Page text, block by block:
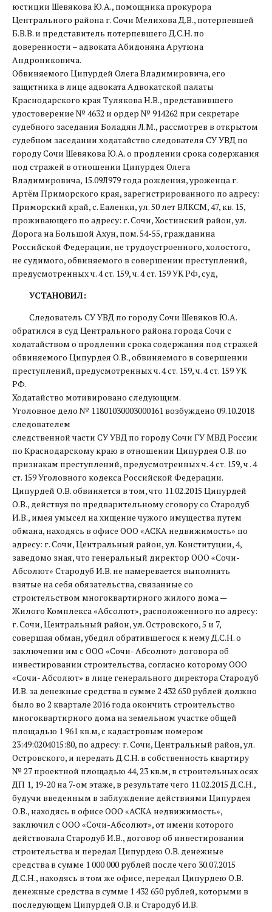
юстиции Шевякова Ю.А., помощника прокурора
Центрального района г. Сочи Мелихова Д.В., потерпевшей
Б.В.В. и представитель потерпевшего Д.С.Н. по
доверенности – адвоката Абидоняна Арутюна
Андрониковича.
Обвиняемого Ципурдей Олега Владимировича, его
защитника в лице адвоката Адвокатской палаты
Краснодарского края Тулякова Н.В., представившего
удостоверение № 4632 и ордер № 914262 при секретаре
судебного заседания Боладян Л.М., рассмотрев в открытом
судебном заседании ходатайство следователя СУ УВД по
городу Сочи Шевякова Ю.А. о продлении срока содержания
под стражей в отношении Ципурдея Олега
Владимировича, 15.09Л979 года рождения, уроженца г.
Артём Приморского края, зарегистрированного по адресу:
Приморский край, с. Еаленки, ул. 50 лет ВЛКСМ, 47, кв. 15,
проживающего по адресу: г. Сочи, Хостинский район, ул.
Дорога на Большой Ахун, пом. 54-55, гражданина
Российской Федерации, не трудоустроенного, холостого,
не судимого, обвиняемого в совершении преступлений,
предусмотренных ч. 4 ст. 159, ч. 4 ст. 159 УК РФ, суд,
УСТАНОВИЛ:
Следователь СУ УВД по городу Сочи Шевяков Ю.А.
обратился в суд Центрального района города Сочи с
ходатайством о продлении срока содержания под стражей
обвиняемого Ципурдея О.В., обвиняемого в совершении
преступлений, предусмотренных ч. 4 ст. 159, ч. 4 ст. 159 УК
РФ.
Ходатайство мотивировано следующим.
Уголовное дело № 11801030003000161 возбуждено 09.10.2018
следователем
следственной части СУ УВД по городу Сочи ГУ МВД России
по Краснодарскому краю в отношении Ципурдея О.В. по
признакам преступлений, предусмотренных ч. 4 ст. 159, ч . 4
ст. 159 Уголовного кодекса Российской Федерации.
Ципурдей О.В. обвиняется в том, что 11.02.2015 Ципурдей
О.В., действуя по предварительному сговору со Стародуб
И.В., имея умысел на хищение чужого имущества путем
обмана, находясь в офисе ООО «АСКА недвижимость» по
адресу: г. Сочи, Центральный район, ул. Конституции, 4,
заведомо зная, что генеральный директор ООО «Сочи-
Абсолют» Стародуб И.В. не намеревается выполнять
взятые на себя обязательства, связанные со
строительством многоквартирного жилого дома —
Жилого Комплекса «Абсолют», расположенного по адресу:
г. Сочи, Центральный район, ул. Островского, 5 и 7,
совершая обман, убедил обратившегося к нему Д.С.Н. о
заключении им с ООО «Сочи- Абсолют» договора об
инвестировании строительства, согласно которому ООО
«Сочи- Абсолют» в лице генерального директора Стародуб
И.В. за денежные средства в сумме 2 432 650 рублей должно
было во 2 квартале 2016 года окончить строительство
многоквартирного дома на земельном участке общей
площадью 1 961 кв.м, с кадастровым номером
23:49:0204015:80, по адресу: г. Сочи, Центральный район, ул.
Островского, и передать Д.С.Н. в собственность квартиру
№ 27 проектной площадью 44, 23 кв.м, в строительных осях
ДП 1, 19-20 на 7-ом этаже, в результате чего 11.02.2015 Д.С.Н.,
будучи введенным в заблуждение действиями Ципурдея
О.В., находясь в офисе ООО «АСКА недвижимость»,
заключил с ООО «Сочи-Абсолют», от имени которого
действовала Стародуб И.В., договор об инвестировании
строительства и передал Ципурдею О.В. денежные
средства в сумме 1 000 000 рублей после чего 30.07.2015
Д.С.Н., находясь в том же офисе, передал Ципурдею О.В.
денежные средства в сумме 1 432 650 рублей, которыми в
последующем Ципурдей О.В. и Стародуб И.В.